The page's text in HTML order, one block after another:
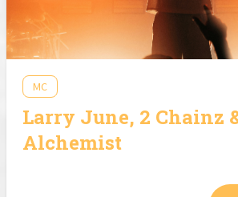
MC
Larry June, 2 Chainz
Alchemist